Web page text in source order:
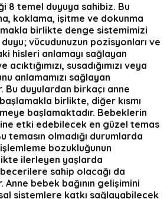
8 temel duyuya sahibiz. Bu
koklama, işitme ve dokunma
birlikte denge sistemimizi
vücudunuzun pozisyonları ve
hisleri anlamayı sağlayan
susadığımızı veya
anlamamızı sağlayan
duyulardan birkaçı anne
birlikte, diğer kısmı
başlamaktadır. Bebeklerin
etki edebilecek en güzel temas
temasın olmadığı durumlarda
bozukluğunun
ilerleyen yaşlarda
sahip olacağı da
bebek bağının gelişimini
sistemlere katkı sağlayabilecek